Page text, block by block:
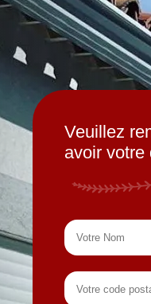
Veuillez
avoir votre